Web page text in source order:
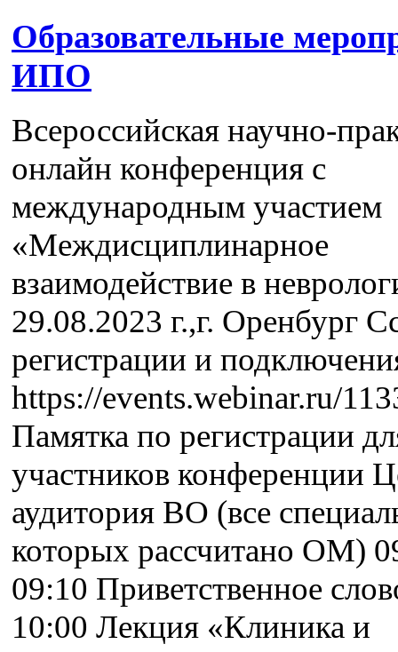
Образовательные
ИПО
Всероссийская научно-
онлайн конференция с
международным участием
«Междисциплинарное
взаимодействие в
29.08.2023 г.,г. Оренбург
регистрации и
https://events.webinar.ru/
Памятка по регистрации
участников конференции
аудитория ВО (все
которых рассчитано ОМ)
09:10 Приветственное
10:00 Лекция «Клиника и